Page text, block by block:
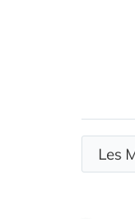
Les